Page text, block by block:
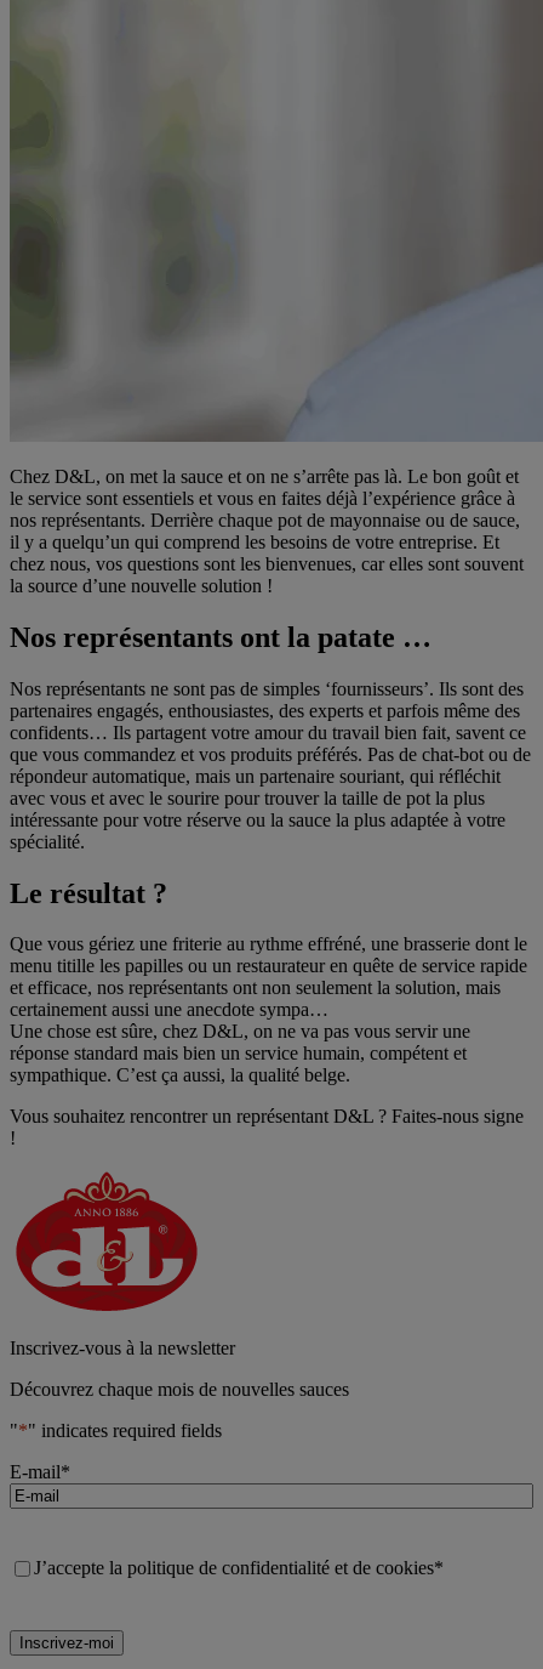
Chez D&L, on met la sauce et on ne s’arrête pas là. Le bon goût et
le service sont essentiels et vous en faites déjà l’expérience grâce à
nos représentants. Derrière chaque pot de mayonnaise ou de sauce,
il y a quelqu’un qui comprend les besoins de votre entreprise. Et
chez nous, vos questions sont les bienvenues, car elles sont souvent
la source d’une nouvelle solution !
Nos représentants ont la patate …
Nos représentants ne sont pas de simples ‘fournisseurs’. Ils sont des
partenaires engagés, enthousiastes, des experts et parfois même des
confidents… Ils partagent votre amour du travail bien fait, savent ce
que vous commandez et vos produits préférés. Pas de chat-bot ou de
répondeur automatique, mais un partenaire souriant, qui réfléchit
avec vous et avec le sourire pour trouver la taille de pot la plus
intéressante pour votre réserve ou la sauce la plus adaptée à votre
spécialité.
Le résultat ?
Que vous gériez une friterie au rythme effréné, une brasserie dont le
menu titille les papilles ou un restaurateur en quête de service rapide
et efficace, nos représentants ont non seulement la solution, mais
certainement aussi une anecdote sympa…
Une chose est sûre, chez D&L, on ne va pas vous servir une
réponse standard mais bien un service humain, compétent et
sympathique. C’est ça aussi, la qualité belge.
Vous souhaitez rencontrer un représentant D&L ? Faites-nous signe
!
Inscrivez‑vous à la newsletter
Découvrez chaque mois de nouvelles sauces
"*" indicates required fields
E-mail*
Consent*
J’accepte la politique de confidentialité et de cookies*
Inscrivez-moi